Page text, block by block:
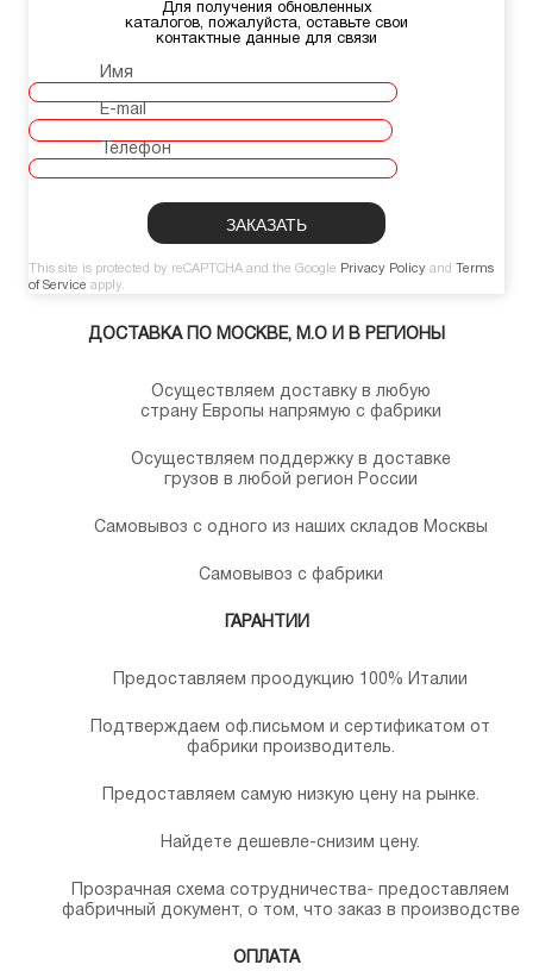
Для получения обновленных
каталогов, пожалуйста, оставьте свои
контактные данные для связи
Имя
E-mail
Телефон
This site is protected by reCAPTCHA and the Google Privacy Policy and
Terms
of Service apply.
ДОСТАВКА ПО МОСКВЕ, М.О И В РЕГИОНЫ
Осуществляем доставку в любую
страну Европы напрямую с фабрики
Осуществляем поддержку в доставке
грузов в любой регион России
Самовывоз с одного из наших складов Москвы
Самовывоз с фабрики
ГАРАНТИИ
Предоставляем проодукцию 100% Италии
Подтверждаем оф.письмом и сертификатом от
фабрики производитель.
Предоставляем самую низкую цену на рынке.
Найдете дешевле-снизим цену.
Прозрачная схема сотрудничества- предоставляем
фабричный документ, о том, что заказ в производстве
ОПЛАТА